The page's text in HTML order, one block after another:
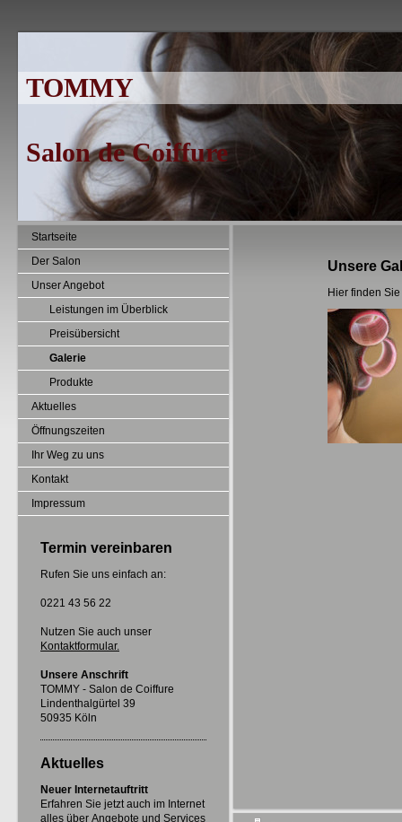
TOMMY
Salon de Coiffure
Startseite
Der Salon
Unser Angebot
Leistungen im Überblick
Preisübersicht
Galerie
Produkte
Aktuelles
Öffnungszeiten
Ihr Weg zu uns
Kontakt
Impressum
Termin vereinbaren
Rufen Sie uns einfach an:
0221 43 56 22
Nutzen Sie auch unser
Kontaktformular.
Unsere Anschrift
TOMMY - Salon de Coiffure
Lindenthalgürtel 39
50935 Köln
Aktuelles
Neuer Internetauftritt
Erfahren Sie jetzt auch im Internet
alles über Angebote und Services
Unsere
Hier finden